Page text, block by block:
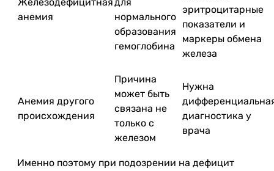
анемия
нормального
образования
гемоглобина
эритроцитарные
показатели и
маркеры обмена
железа
Анемия другого
происхождения
Причина
может быть
связана не
только с
железом
Нужна
диагностика у
врача
Именно поэтому при подозрении на дефицит